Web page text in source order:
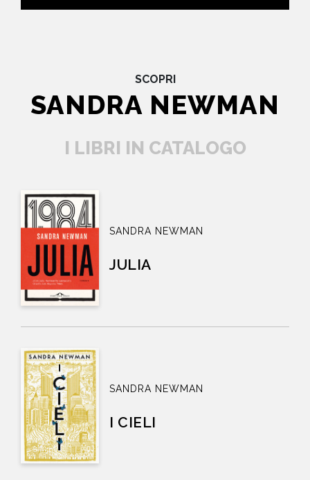
SCOPRI
SANDRA NEWMAN
I LIBRI IN CATALOGO
SANDRA NEWMAN
JULIA
SANDRA NEWMAN
I CIELI